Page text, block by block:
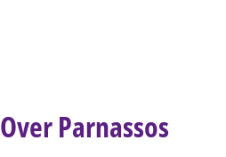
Over Parnassos